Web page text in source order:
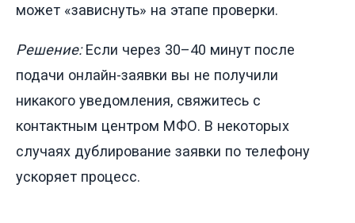
может «зависнуть» на этапе проверки.
Решение:Если через 30–40 минут после
подачи онлайн-заявки вы не получили
никакого уведомления, свяжитесь с
контактным центром МФО. В некоторых
случаях дублирование заявки по телефону
ускоряет процесс.